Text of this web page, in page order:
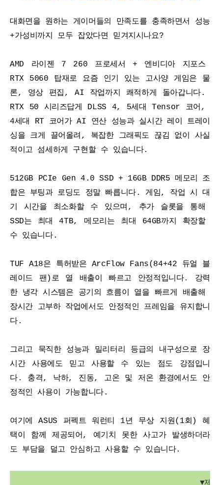
대화면을 원하는 게이머들의 만족도를 충족하면서 성능
+가성비까지 모두 잡았다면 믿겨지시나요?
AMD 라이젠 7 260 프로세서 + 엔비디아 지포스
RTX 5060 탑재로 요즘 인기 있는 고사양 게임은 물
론, 영상 편집, AI 작업까지 쾌적하게 돌아갑니다.
RTX 50 시리즈답게 DLSS 4, 5세대 Tensor 코어,
4세대 RT 코어가 AI 연산 성능과 실시간 레이 트레이
싱을 크게 끌어올려, 복잡한 그래픽도 끊김 없이 사실
적이고 섬세하게 구현할 수 있습니다.
512GB PCIe Gen 4.0 SSD + 16GB DDR5 메모리 조
합은 부팅과 로딩도 정말 빠릅니다. 게임, 작업 시 대
기 시간을 최소화할 수 있으며, 추가 슬롯을 통해
SSD는 최대 4TB, 메모리는 최대 64GB까지 확장할
수 있습니다.
TUF A18은 특허받은 ArcFlow Fans(84+42 듀얼 블
레이드 팬)로 열 배출이 빠르고 안정적입니다. 강력
한 냉각 시스템은 공기의 흐름이 열을 빠르게 배출해
장시간 고부하 작업에서도 안정적인 프레임을 유지합니
다.
그리고 묵직한 성능과 밀리터리 등급의 내구성으로 장
시간 사용에도 믿고 사용할 수 있는 점도 강점입니
다. 충격, 낙하, 진동, 고온 및 저온 환경에서도 안
정적인 사용이 가능합니다.
여기에 ASUS 퍼펙트 워런티 1년 무상 지원(1회) 혜
택이 함께 제공되어, 예기치 못한 사고가 발생하더라
도 부담을 덜고 안심하고 사용할 수 있습니다.
▼제